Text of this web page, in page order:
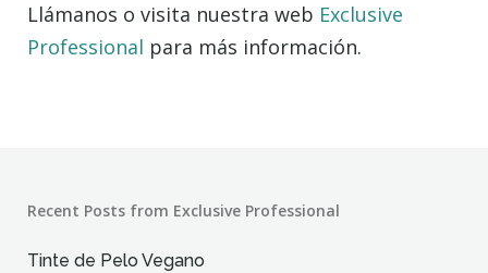
Llámanos o visita nuestra web Exclusive
Professional para más información.
Recent Posts from Exclusive Professional
Tinte de Pelo Vegano